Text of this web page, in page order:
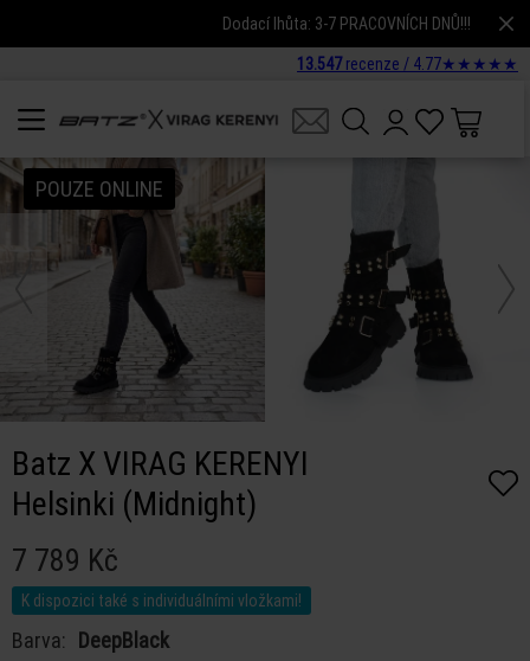
Dodací lhůta: 3-7 PRACOVNÍCH DNŮ!!!
13.547recenze / 4.77★ ★ ★ ★ ★
POUZE ONLINE
Batz X VIRAG KERENYI
Helsinki (Midnight)
7 789 Kč
K dispozici také s individuálními vložkami!
Barva: DeepBlack